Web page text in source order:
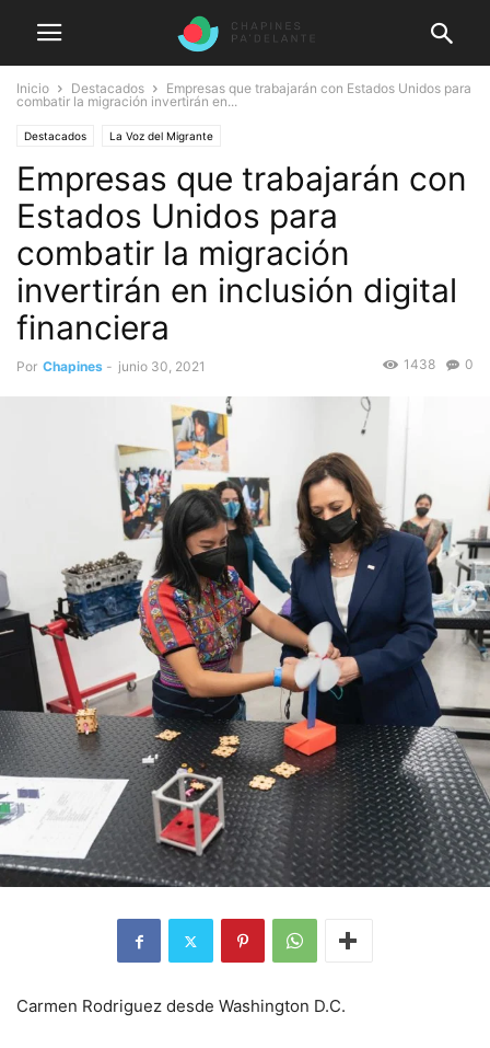
Inicio Destacados
Empresas que trabajarán con Estados Unidos para
combatir la migración invertirán en...
Destacados La Voz del Migrante
Empresas que trabajarán con
Estados Unidos para
combatir la migración
invertirán en inclusión digital
financiera
Por Chapines - junio 30, 2021 0
1438
Carmen Rodriguez desde Washington D.C.